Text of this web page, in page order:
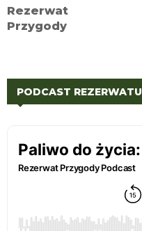
PODCAST REZERWATU